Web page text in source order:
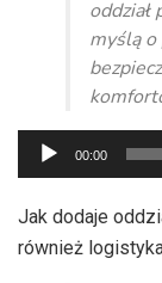
oddział
myślą o
Odtwarzacz
plików
dźwiękowych
00:00
Jak dodaje
również